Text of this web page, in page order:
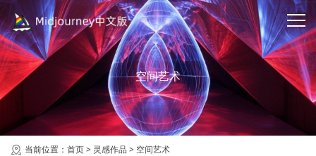
空间艺术
当前位置： 首页> 灵感作品 > 空间艺术